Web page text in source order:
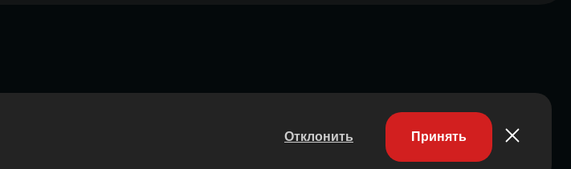
Отклонить Принять